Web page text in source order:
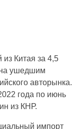
Китая за 4,5
ушедшим
авторынка.
года по июнь
из КНР.
импорт